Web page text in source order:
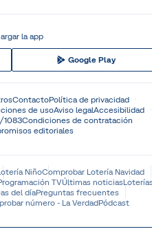
la app
Google Play
ContactoPolítica de privacidad
de usoAviso legalAccesibilidad
1083Condiciones de contratación
editoriales
NiñoComprobar Lotería Navidad
TVÚltimas noticias
del díaPreguntas frecuentes
número - La VerdadPódcast